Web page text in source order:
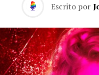
Escrito por